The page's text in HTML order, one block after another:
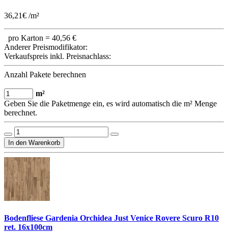
36,21€ /m²
pro Karton = 40,56 €
Anderer Preismodifikator:
Verkaufspreis inkl. Preisnachlass:
Anzahl Pakete berechnen
m²
Geben Sie die Paketmenge ein, es wird automatisch die m² Menge
berechnet.
Bodenfliese Gardenia Orchidea Just Venice Rovere Scuro R10
ret. 16x100cm